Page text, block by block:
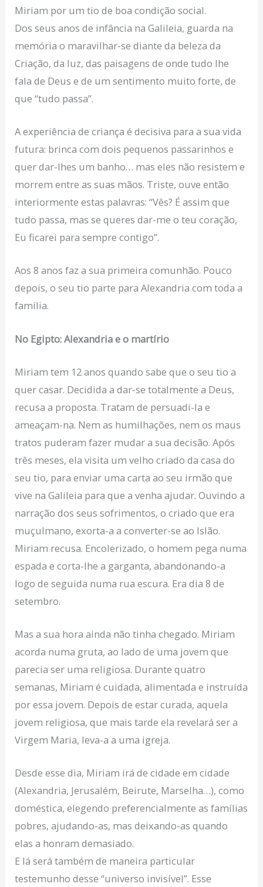
Miriam por um tio de boa condição social.
Dos seus anos de infância na Galileia, guarda na
memória o maravilhar-se diante da beleza da
Criação, da luz, das paisagens de onde tudo lhe
fala de Deus e de um sentimento muito forte, de
que “tudo passa”.
A experiência de criança é decisiva para a sua vida
futura: brinca com dois pequenos passarinhos e
quer dar-lhes um banho… mas eles não resistem e
morrem entre as suas mãos. Triste, ouve então
interiormente estas palavras: “Vês? É assim que
tudo passa, mas se queres dar-me o teu coração,
Eu ficarei para sempre contigo”.
Aos 8 anos faz a sua primeira comunhão. Pouco
depois, o seu tio parte para Alexandria com toda a
família.
No Egipto: Alexandria e o martírio
Miriam tem 12 anos quando sabe que o seu tio a
quer casar. Decidida a dar-se totalmente a Deus,
recusa a proposta. Tratam de persuadi-la e
ameaçam-na. Nem as humilhações, nem os maus
tratos puderam fazer mudar a sua decisão. Após
três meses, ela visita um velho criado da casa do
seu tio, para enviar uma carta ao seu irmão que
vive na Galileia para que a venha ajudar. Ouvindo a
narração dos seus sofrimentos, o criado que era
muçulmano, exorta-a a converter-se ao Islão.
Miriam recusa. Encolerizado, o homem pega numa
espada e corta-lhe a garganta, abandonando-a
logo de seguida numa rua escura. Era dia 8 de
setembro.
Mas a sua hora ainda não tinha chegado. Miriam
acorda numa gruta, ao lado de uma jovem que
parecia ser uma religiosa. Durante quatro
semanas, Miriam é cuidada, alimentada e instruída
por essa jovem. Depois de estar curada, aquela
jovem religiosa, que mais tarde ela revelará ser a
Virgem Maria, leva-a a uma igreja.
Desde esse dia, Miriam irá de cidade em cidade
(Alexandria, Jerusalém, Beirute, Marselha…), como
doméstica, elegendo preferencialmente as famílias
pobres, ajudando-as, mas deixando-as quando
elas a honram demasiado.
E lá será também de maneira particular
testemunho desse “universo invisível”. Esse